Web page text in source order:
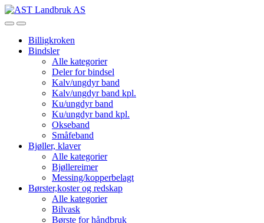
Skip
to
Skip
to
OpenClose
Billigkroken
Bindsler
Alle kategorier
Deler for bindsel
Kalv/ungdyr band
Kalv/ungdyr band kpl.
Ku/ungdyr band
Ku/ungdyr band kpl.
Okseband
Småfeband
Bjøller, klaver
Alle kategorier
Bjøllereimer
Messing/kopperbelagt
Børster,koster og redskap
Alle kategorier
Bilvask
Børste for håndbruk